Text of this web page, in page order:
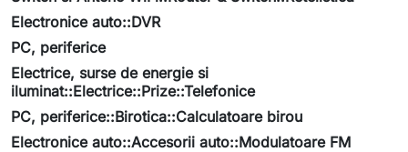
Electronice auto::DVR
PC, periferice
Electrice, surse de energie si
iluminat::Electrice::Prize::Telefonice
PC, periferice::Birotica::Calculatoare birou
Electronice auto::Accesorii auto::Modulatoare FM